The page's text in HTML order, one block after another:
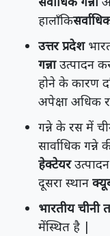
हालाँकि
उत्तर प्रदेश
गन्नाउत्पादन
होने के कारण
अपेक्षा अधिक
गन्ने के रस में
सार्वाधिक गन्ने
हेक्टेयर
दूसरा स्थान
भारतीय
मेंस्थित है |